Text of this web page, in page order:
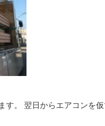
。 翌日からエアコンを